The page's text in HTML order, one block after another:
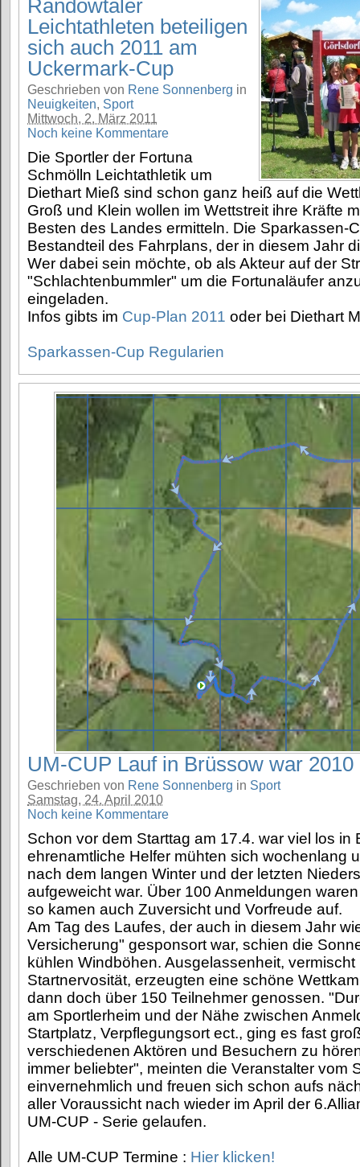
Randowtaler
Leichtathleten beteiligen
sich auch 2011 am
Uckermark-Cup
Geschrieben von Rene Sonnenberg in
Neuigkeiten, Sport
Mittwoch, 2. März 2011
Noch keine Kommentare
Die Sportler der Fortuna
Schmölln Leichtathletik um
Diethart Mieß sind schon ganz heiß auf die
Groß und Klein wollen im Wettstreit ihre Kräfte
Besten des Landes ermitteln. Die Sparkassen-
Bestandteil des Fahrplans, der in diesem Jahr
Wer dabei sein möchte, ob als Akteur auf der
"Schlachtenbummler" um die Fortunaläufer
eingeladen.
Infos gibts im Cup-Plan 2011 oder bei Diethart
Sparkassen-Cup Regularien
UM-CUP Lauf in Brüssow war
Geschrieben von Rene Sonnenberg in Sport
Samstag, 24. April 2010
Noch keine Kommentare
Schon vor dem Starttag am 17.4. war viel los in
ehrenamtliche Helfer mühten sich wochenlang
nach dem langen Winter und der letzten
aufgeweicht war. Über 100 Anmeldungen
so kamen auch Zuversicht und Vorfreude auf.
Am Tag des Laufes, der auch in diesem Jahr
Versicherung" gesponsort war, schien die
kühlen Windböhen. Ausgelassenheit,
Startnervosität, erzeugten eine schöne
dann doch über 150 Teilnehmer genossen.
am Sportlerheim und der Nähe zwischen
Startplatz, Verpflegungsort ect., ging es fast
verschiedenen Aktören und Besuchern zu
immer beliebter", meinten die Veranstalter vom
einvernehmlich und freuen sich schon aufs
aller Voraussicht nach wieder im April der
UM-CUP - Serie gelaufen.
Alle UM-CUP Termine : Hier klicken!